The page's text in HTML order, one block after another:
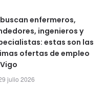
buscan enfermeros,
ingenieros y
estas son las
ofertas de empleo
julio 2026